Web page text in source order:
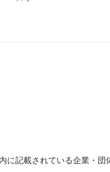
記載されている企業・団